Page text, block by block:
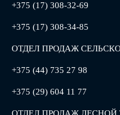
+375 (17) 308-32-69
+375 (17) 308-34-85
ОТДЕЛ ПРОДАЖ
+375 (44) 735 27 98
+375 (29) 604 11 77